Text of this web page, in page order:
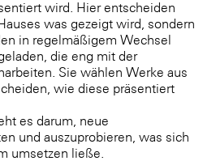
wird. Hier entscheiden
was gezeigt wird, sondern
in regelmäßigem Wechsel
die eng mit der
Sie wählen Werke aus
wie diese präsentiert
es darum, neue
und auszuprobieren, was sich
umsetzen ließe.